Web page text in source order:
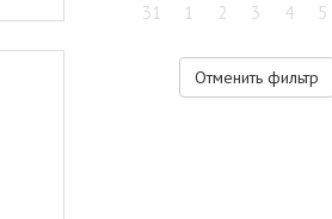
31
1 2 3 4 5
Отменить фильтр